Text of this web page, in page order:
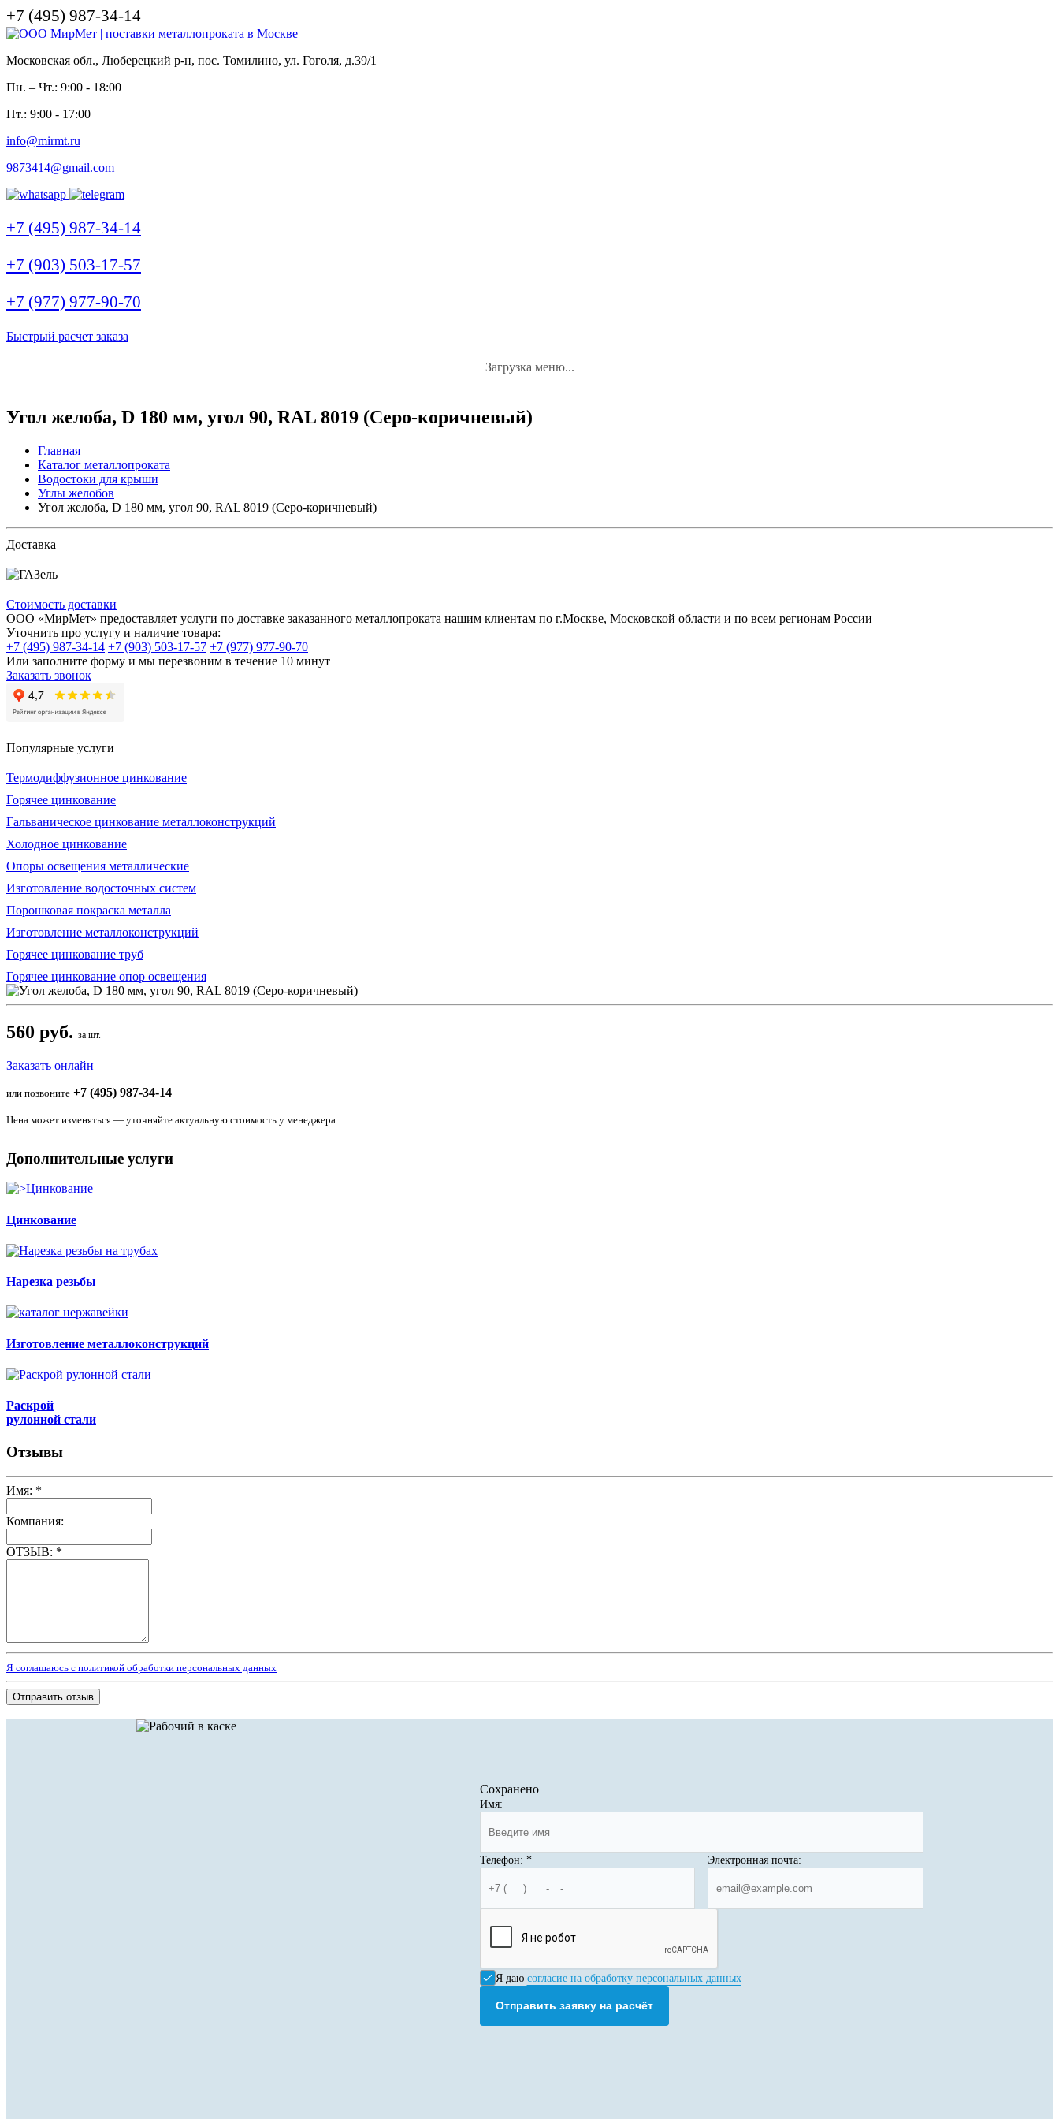
+7 (495) 987-34-14
Московская обл., Люберецкий р-н, пос. Томилино, ул. Гоголя, д.39/1
Пн. – Чт.: 9:00 - 18:00
Пт.: 9:00 - 17:00
info@mirmt.ru
9873414@gmail.com
+7 (495) 987-34-14
+7 (903) 503-17-57
+7 (977) 977-90-70
Быстрый расчет заказа
Загрузка меню...
Угол желоба, D 180 мм, угол 90, RAL 8019 (Серо-коричневый)
Главная
Каталог металлопроката
Водостоки для крыши
Углы желобов
Угол желоба, D 180 мм, угол 90, RAL 8019 (Серо-коричневый)
Доставка
Стоимость доставки
ООО «МирМет» предоставляет услуги по доставке заказанного металлопроката нашим клиентам по г.Москве, Московской области и по всем регионам России
Уточнить про услугу и наличие товара:
+7 (495) 987-34-14 +7 (903) 503-17-57 +7 (977) 977-90-70
Или заполните форму и мы перезвоним в течение 10 минут
Заказать звонок
Популярные услуги
Термодиффузионное цинкование
Горячее цинкование
Гальваническое цинкование металлоконструкций
Холодное цинкование
Опоры освещения металлические
Изготовление водосточных систем
Порошковая покраска металла
Изготовление металлоконструкций
Горячее цинкование труб
Горячее цинкование опор освещения
560 руб. за шт.
Заказать онлайн
или позвоните +7 (495) 987-34-14
Цена может изменяться — уточняйте актуальную стоимость у менеджера.
Дополнительные услуги
Цинкование
Нарезка резьбы
Изготовление металлоконструкций
Раскрой
рулонной стали
Отзывы
Имя: *
Компания:
ОТЗЫВ: *
Я соглашаюсь с политикой обработки персональных данных
Отправить отзыв
Сохранено
Имя:
Телефон: * Электронная почта:
Я даю согласие на обработку персональных данных
Отправить заявку на расчёт